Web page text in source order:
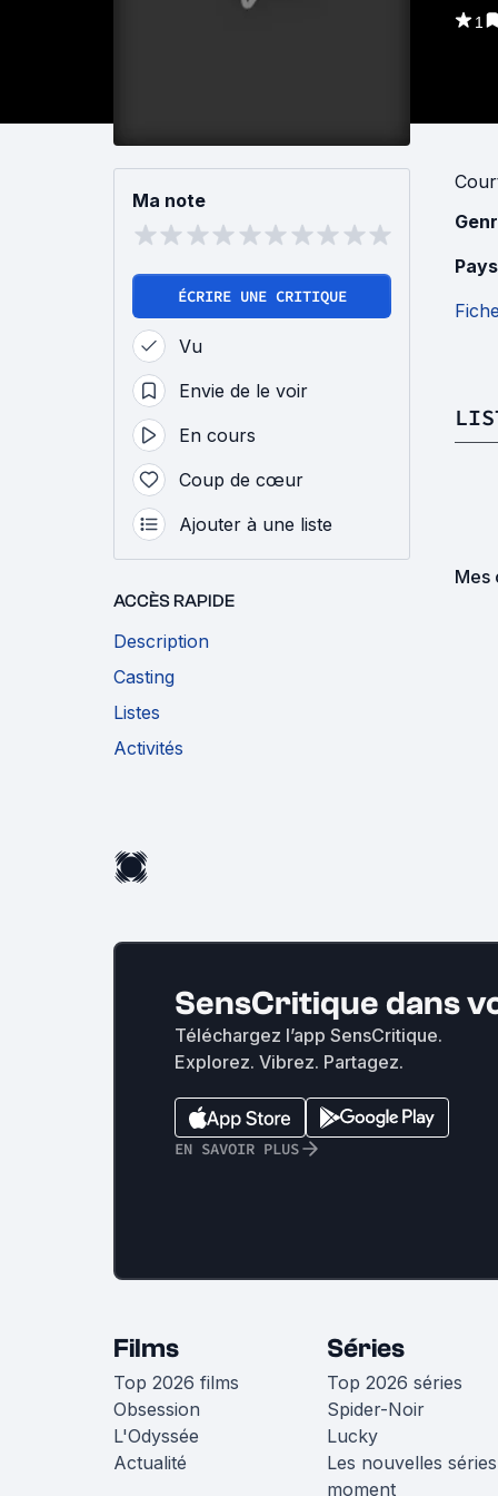
1
Ma note
ÉCRIRE UNE CRITIQUE
Vu
Envie de le voir
En cours
Coup de cœur
Ajouter à une liste
ACCÈS RAPIDE
Description
Casting
Listes
Activités
Mes
SensCritique dans
Téléchargez l’app SensCritique.
Explorez. Vibrez. Partagez.
EN SAVOIR PLUS
Films
Top 2026 films
Obsession
L'Odyssée
Actualité
Séries
Top 2026 séries
Spider-Noir
Lucky
Les nouvelles
moment